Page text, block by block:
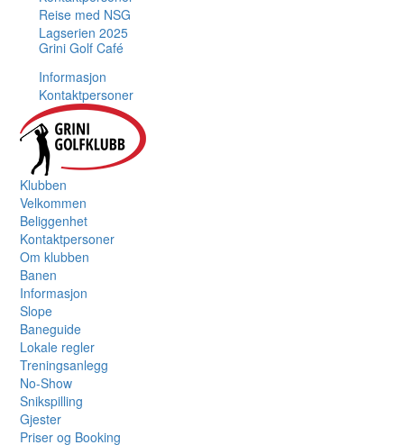
Reise med NSG
Lagserien 2025
Grini Golf Café
Informasjon
Kontaktpersoner
Klubben
Velkommen
Beliggenhet
Kontaktpersoner
Om klubben
Banen
Informasjon
Slope
Baneguide
Lokale regler
Treningsanlegg
No-Show
Snikspilling
Gjester
Priser og Booking